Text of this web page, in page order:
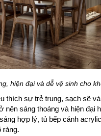
hiện đại và dễ vệ sinh cho
thích sự trẻ trung, sạch sẽ
nên sáng thoáng và hiện đại
hợp lý, tủ bếp cánh
ràng.